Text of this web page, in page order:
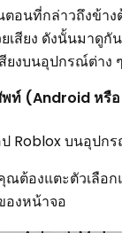
อนที่กล่าวถึงข้า
เสียง ดังนั้นมาดู
ยงบนอุปกรณ์ต่าง
ท์ (Android หรือ
ป Roblox บนอุป
ต้องแตะตัวเลือ
งหน้าจอ